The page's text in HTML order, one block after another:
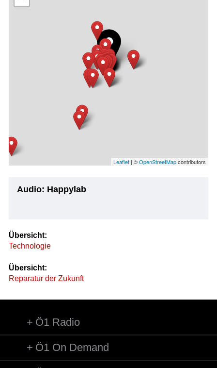
Leaflet | ©OpenStreetMapcontributors
Audio: Happylab
Übersicht:
Technologie
Übersicht:
Reparatur der Zukunft
Ö1 Radio
Ö1 On Demand